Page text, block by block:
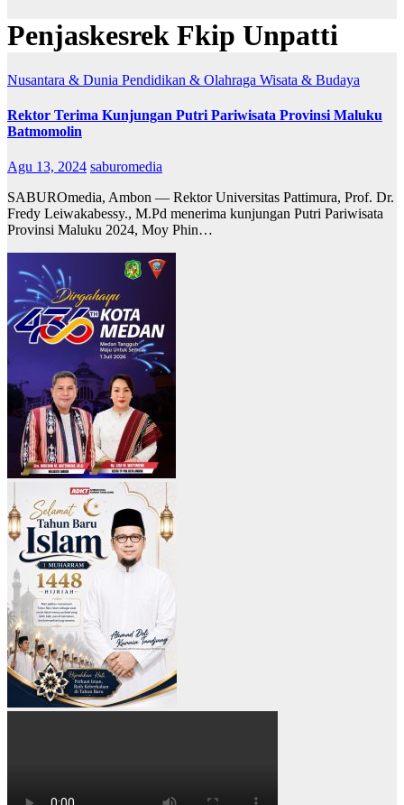
Penjaskesrek Fkip Unpatti
Nusantara & Dunia Pendidikan & Olahraga Wisata & Budaya
Rektor Terima Kunjungan Putri Pariwisata Provinsi Maluku
Batmomolin
Agu 13, 2024 saburomedia
SABUROmedia, Ambon — Rektor Universitas Pattimura, Prof. Dr.
Fredy Leiwakabessy., M.Pd menerima kunjungan Putri Pariwisata
Provinsi Maluku 2024, Moy Phin…